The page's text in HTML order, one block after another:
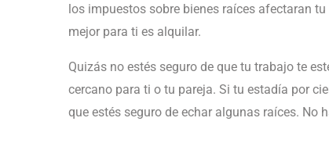
los impuestos sobre bienes raíces afectaran
mejor para ti es alquilar.
Quizás no estés seguro de que tu trabajo te
cercano para ti o tu pareja. Si tu estadía por
que estés seguro de echar algunas raíces. No